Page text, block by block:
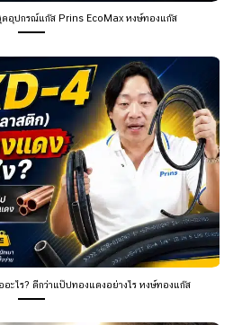
อุปกรณ์แก๊ส Prins EcoMax หงษ์ทองแก๊ส
ะไร? ดีกว่าแป๊ปทองแดงอย่างไร หงษ์ทองแก๊ส